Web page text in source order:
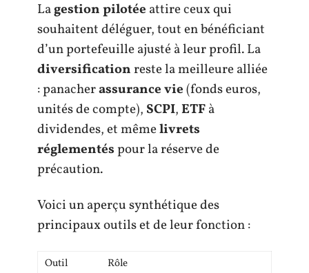
Lagestion pilotée attire ceux qui
souhaitent déléguer, tout en bénéficiant
d’un portefeuille ajusté à leur profil. La
diversificationreste la meilleure alliée
: panacherassurance vie(fonds euros,
unités de compte), SCPI,ETFà
dividendes, et mêmelivrets
réglementéspour la réserve de
précaution.
Voici un aperçu synthétique des
principaux outils et de leur fonction :
Outil
Rôle